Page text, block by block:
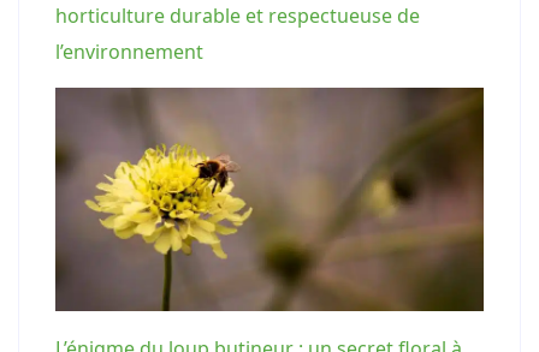
horticulture durable et respectueuse de
l’environnement